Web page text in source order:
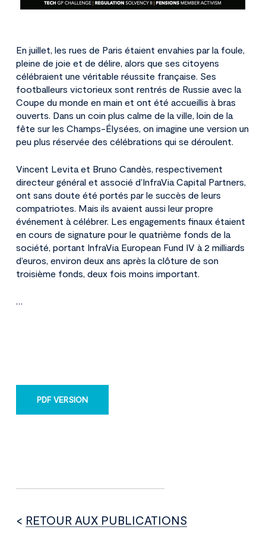
En juillet, les rues de Paris étaient envahies par la foule,
pleine de joie et de délire, alors que ses citoyens
célébraient une véritable réussite française. Ses
footballeurs victorieux sont rentrés de Russie avec la
Coupe du monde en main et ont été accueillis à bras
ouverts. Dans un coin plus calme de la ville, loin de la
fête sur les Champs-Élysées, on imagine une version un
peu plus réservée des célébrations qui se déroulent.
Vincent Levita et Bruno Candès, respectivement
directeur général et associé d’InfraVia Capital Partners,
ont sans doute été portés par le succès de leurs
compatriotes. Mais ils avaient aussi leur propre
événement à célébrer. Les engagements finaux étaient
en cours de signature pour le quatrième fonds de la
société, portant InfraVia European Fund IV à 2 milliards
d’euros, environ deux ans après la clôture de son
troisième fonds, deux fois moins important.
…
PDF VERSION
< RETOUR AUX PUBLICATIONS